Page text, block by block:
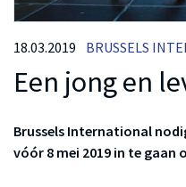
Een jong en
18.03.2019 BRUSSELS
Brussels International
vóór 8 mei 2019 in te